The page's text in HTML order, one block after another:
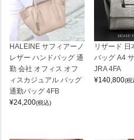
HALEINE サフィアーノ
レザー ハンドバッグ 通
勤 会社 オフィス オフ
ィスカジュアル バッグ
通勤バッグ 4FB
¥24,200(税込)
リザード 日
バッグ A4
JRA 4FA
¥140,800(税